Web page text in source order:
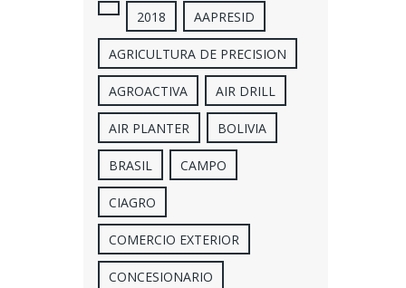
2018 AAPRESID
AGRICULTURA DE PRECISION
AGROACTIVA AIR DRILL
AIR PLANTER BOLIVIA
BRASIL CAMPO
CIAGRO
COMERCIO EXTERIOR
CONCESIONARIO